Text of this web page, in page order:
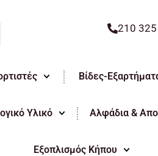
210
Βίδες-
Υλικό Αλφάδια &
Εξοπλισμός Κήπου